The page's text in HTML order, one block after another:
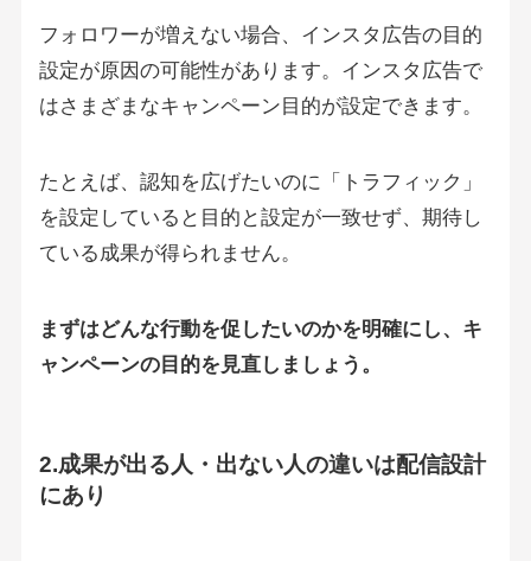
フォロワーが増えない場合、インスタ広告の目的
設定が原因の可能性があります。インスタ広告で
はさまざまなキャンペーン目的が設定できます。
たとえば、認知を広げたいのに「トラフィック」
を設定していると目的と設定が一致せず、期待し
ている成果が得られません。
まずはどんな行動を促したいのかを明確にし、キ
ャンペーンの目的を見直しましょう。
2.成果が出る人・出ない人の違いは配信設計
にあり